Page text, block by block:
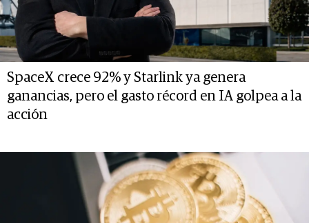
SpaceX crece 92% y Starlink ya genera
ganancias, pero el gasto récord en IA golpea a la
acción